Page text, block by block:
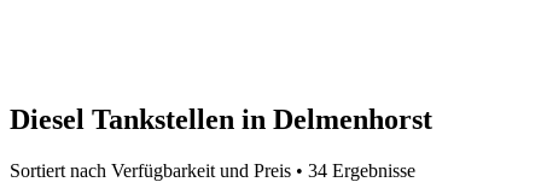
Diesel Tankstellen in Delmenhorst
Sortiert nach Verfügbarkeit und Preis • 34 Ergebnisse